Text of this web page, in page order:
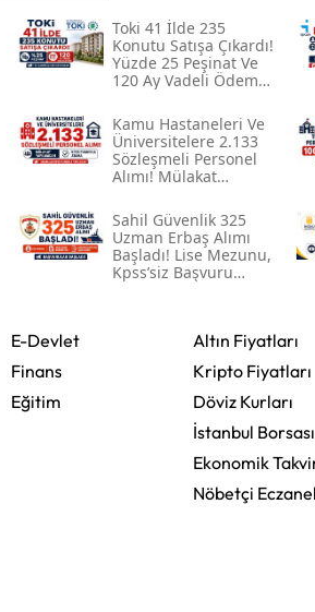
Toki̇ 41 İlde 235
Konutu Satışa Çıkardı!
Yüzde 25 Peşinat Ve
120 Ay Vadeli Ödeme
Kamu Hastaneleri Ve
Üniversitelere 2.133
Sözleşmeli Personel
Alımı! Mülakat
Puanıyla Atama
Sahil Güvenlik 325
Uzman Erbaş Alımı
Başladı! Lise Mezunu,
Kpss’siz Başvuru
E-Devlet
Finans
Eğitim
Altın Fiyatları
Kripto Fiyatları
Döviz Kurları
İstanbul Borsası
Ekonomik
Nöbetçi